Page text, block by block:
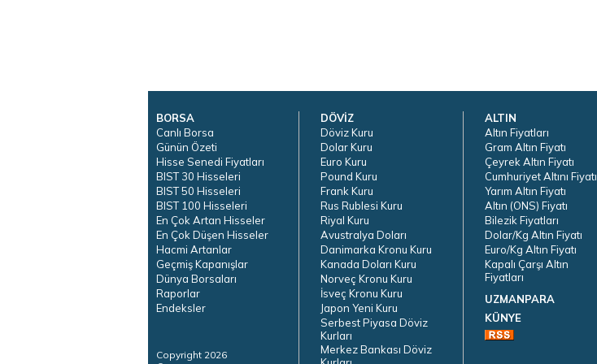
BORSA
Canlı Borsa
Günün Özeti
Hisse Senedi Fiyatları
BIST 30 Hisseleri
BIST 50 Hisseleri
BIST 100 Hisseleri
En Çok Artan Hisseler
En Çok Düşen Hisseler
Hacmi Artanlar
Geçmiş Kapanışlar
Dünya Borsaları
Raporlar
Endeksler
Copyright 2026
DÖVİZ
Döviz Kuru
Dolar Kuru
Euro Kuru
Pound Kuru
Frank Kuru
Rus Rublesi Kuru
Riyal Kuru
Avustralya Doları
Danimarka Kronu Kuru
Kanada Doları Kuru
Norveç Kronu Kuru
İsveç Kronu Kuru
Japon Yeni Kuru
Serbest Piyasa Döviz
Kurları
Merkez Bankası Döviz
ALTIN
Altın Fiyatları
Gram Altın Fiyatı
Çeyrek Altın Fiyatı
Cumhuriyet Altını Fiyatı
Yarım Altın Fiyatı
Altın (ONS) Fiyatı
Bilezik Fiyatları
Dolar/Kg Altın Fiyatı
Euro/Kg Altın Fiyatı
Kapalı Çarşı Altın
Fiyatları
UZMANPARA
KÜNYE